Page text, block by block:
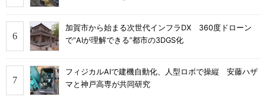
加賀市から始まる次世代インフラDX 360度ドローン
で“AIが理解できる”都市の3DGS化
フィジカルAIで建機自動化、人型ロボで操縦 安藤ハザ
マと神戸高専が共同研究